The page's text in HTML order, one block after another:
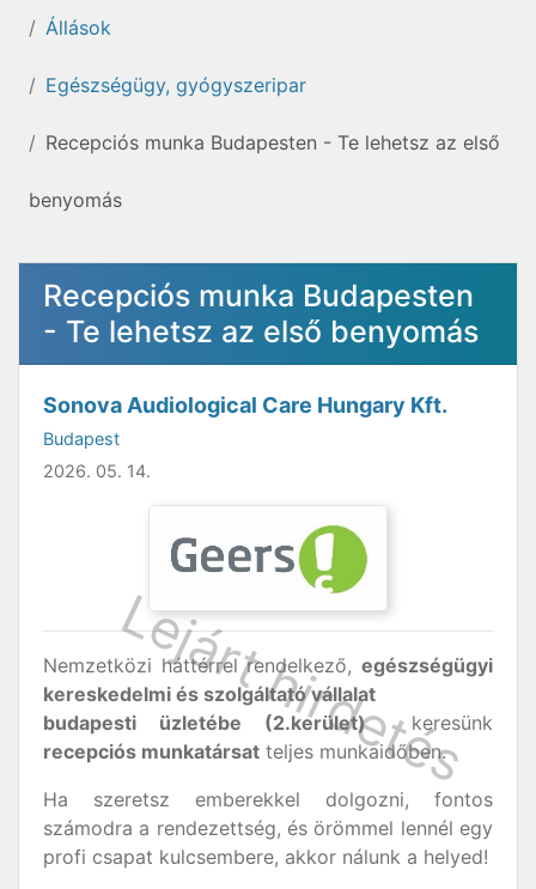
Állások
Egészségügy, gyógyszeripar
Recepciós munka Budapesten - Te lehetsz az első
benyomás
Recepciós munka Budapesten
- Te lehetsz az első benyomás
Sonova Audiological Care Hungary Kft.
Budapest
2026. 05. 14.
Nemzetközi háttérrel rendelkező, egészségügyi
kereskedelmi és szolgáltató vállalat
budapesti üzletébe (2.kerület) keresünk
recepciós munkatársat teljes munkaidőben.
Ha szeretsz emberekkel dolgozni, fontos
számodra a rendezettség, és örömmel lennél egy
profi csapat kulcsembere, akkor nálunk a helyed!